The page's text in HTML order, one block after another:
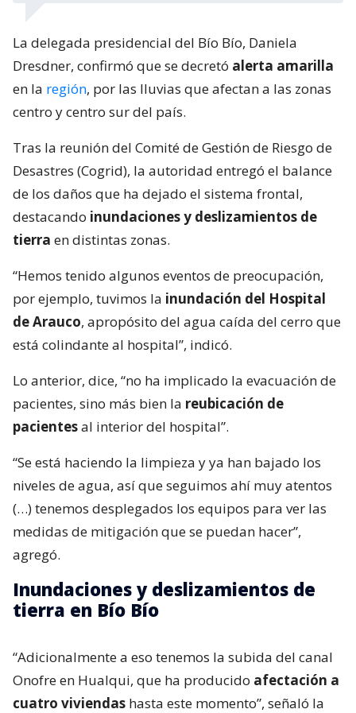
La delegada presidencial del Bío Bío, Daniela
Dresdner, confirmó que se decretó alerta amarilla
en la región, por las lluvias que afectan a las zonas
centro y centro sur del país.
Tras la reunión del Comité de Gestión de Riesgo de
Desastres (Cogrid), la autoridad entregó el balance
de los daños que ha dejado el sistema frontal,
destacando inundaciones y deslizamientos de
tierra en distintas zonas.
“Hemos tenido algunos eventos de preocupación,
por ejemplo, tuvimos la inundación del Hospital
de Arauco, apropósito del agua caída del cerro que
está colindante al hospital”, indicó.
Lo anterior, dice, “no ha implicado la evacuación de
pacientes, sino más bien la reubicación de
pacientesal interior del hospital”.
“Se está haciendo la limpieza y ya han bajado los
niveles de agua, así que seguimos ahí muy atentos
(…) tenemos desplegados los equipos para ver las
medidas de mitigación que se puedan hacer”,
agregó.
Inundaciones y deslizamientos de
tierra en Bío Bío
“Adicionalmente a eso tenemos la subida del canal
Onofre en Hualqui, que ha producido afectación a
cuatro viviendas hasta este momento”, señaló la